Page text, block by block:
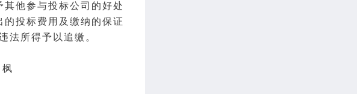
他参与投标公司的好处
投标费用及缴纳的保证
法所得予以追缴。